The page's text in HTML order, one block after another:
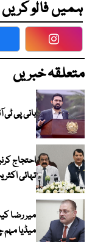
ہمیں فالو کریں
متعلقہ خبریں
بانی پی
احتجاج
تہائی
میر رضا
میڈیا مہم